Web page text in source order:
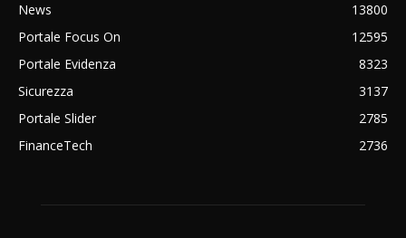
News
13800
Portale Focus On
12595
Portale Evidenza
8323
Sicurezza
3137
Portale Slider
2785
FinanceTech
2736